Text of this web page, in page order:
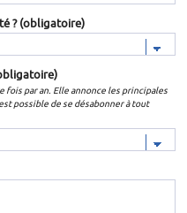
?(obligatoire)
par an. Elle annonce les principales
possible de se désabonner à tout